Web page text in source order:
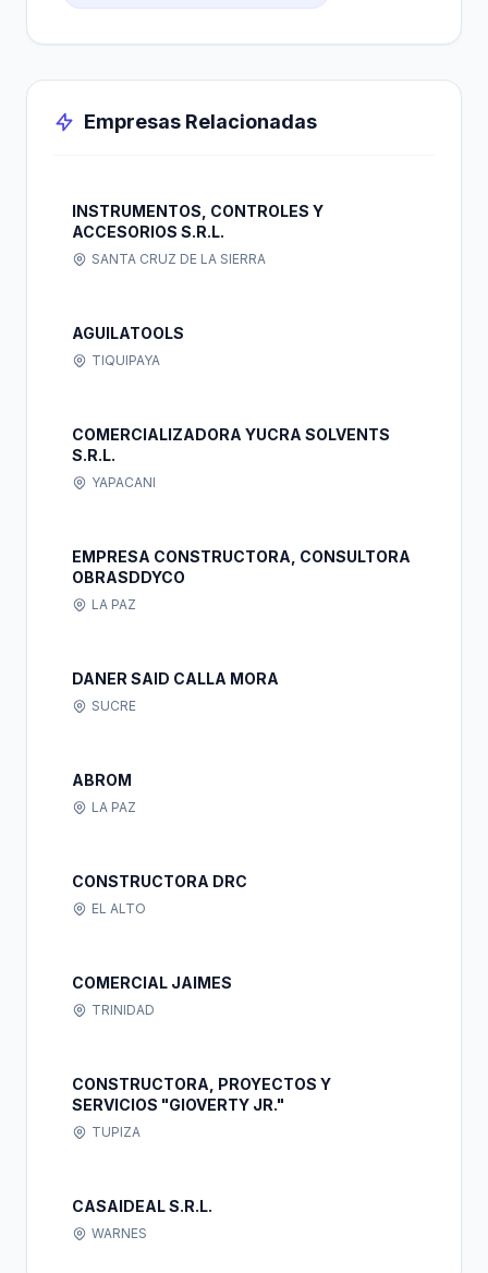
Empresas Relacionadas
INSTRUMENTOS, CONTROLES Y
ACCESORIOS S.R.L.
SANTA CRUZ DE LA SIERRA
AGUILATOOLS
TIQUIPAYA
COMERCIALIZADORA YUCRA SOLVENTS
S.R.L.
YAPACANI
EMPRESA CONSTRUCTORA, CONSULTORA
OBRASDDYCO
LA PAZ
DANER SAID CALLA MORA
SUCRE
ABROM
LA PAZ
CONSTRUCTORA DRC
EL ALTO
COMERCIAL JAIMES
TRINIDAD
CONSTRUCTORA, PROYECTOS Y
SERVICIOS "GIOVERTY JR."
TUPIZA
CASAIDEAL S.R.L.
WARNES